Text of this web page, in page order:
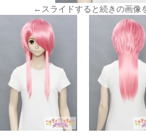
←スライドすると続きの画像